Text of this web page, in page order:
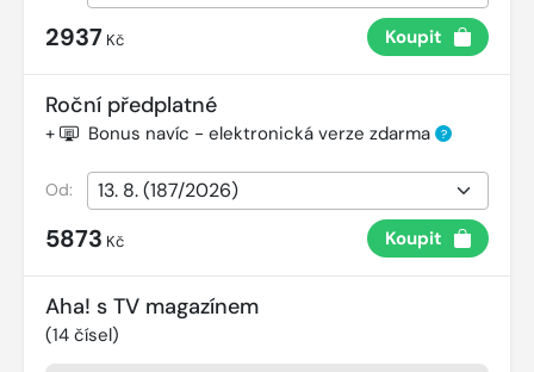
2937 Kč Koupit
Roční předplatné
+ Bonus navíc - elektronická verze zdarma ?
Od:
5873 Kč Koupit
Aha! s TV magazínem
(14 čísel)